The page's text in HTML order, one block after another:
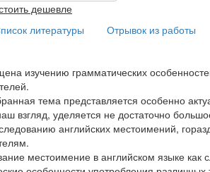
дешевле
литературы
Отрывок из работы
изучению грамматических
тема представляется особенно
взгляд, уделяется не достаточно
английских местоимений,
местоимение в английском языке как